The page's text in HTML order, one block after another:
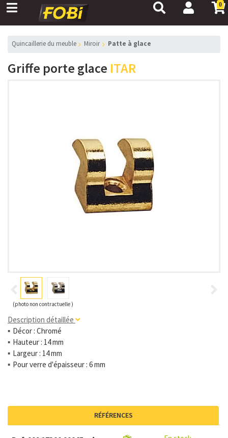
0
Quincaillerie du meuble Miroir Patte à glace
Griffe porte glace ITAR
Description détaillée
Décor : Chromé
Hauteur : 14 mm
Largeur : 14 mm
Pour verre d'épaisseur : 6 mm
(photo non contractuelle )
RÉFÉRENCES